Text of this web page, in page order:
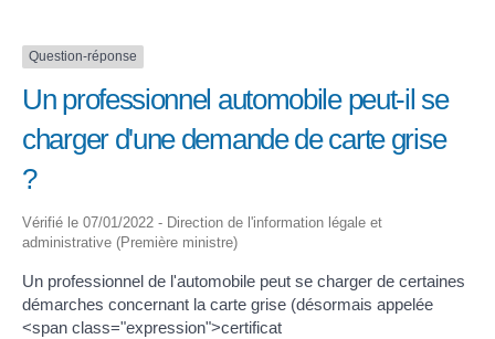
Question-réponse
Un professionnel automobile peut-il se
charger d'une demande de carte grise
?
Vérifié le 07/01/2022 - Direction de l'information légale et
administrative (Première ministre)
Un professionnel de l'automobile peut se charger de certaines
démarches concernant la carte grise (désormais appelée
<span class="expression">certificat